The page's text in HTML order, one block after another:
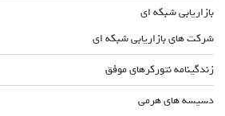
بازاریابی شبکه ای
شرکت های بازاریابی شبکه ای
زندگینامه نتورکرهای موفق
دسیسه های هرمی